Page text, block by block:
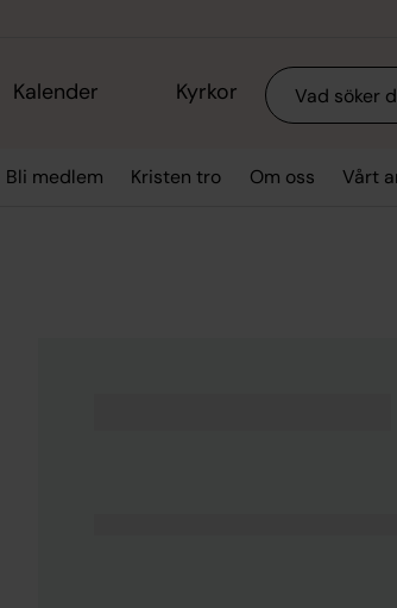
Kalender Kyrkor Sök
Bli medlem Kristen tro Om oss Vårt